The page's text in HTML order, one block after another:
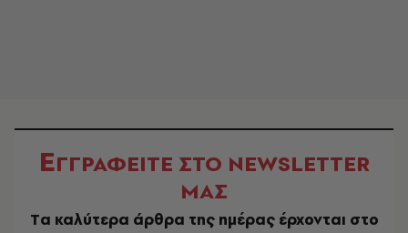
ΕΓΓΡΑΦΕΙΤΕ ΣΤΟ NEWSLETTER
ΜΑΣ
Tα καλύτερα άρθρα της ημέρας έρχονται στο